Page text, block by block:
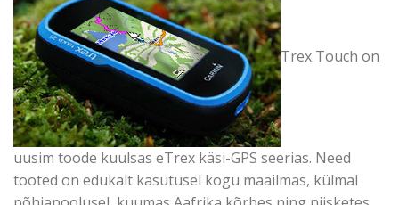
Trex Touch on
uusim toode kuulsas eTrex käsi-GPS seerias. Need
tooted on edukalt kasutusel kogu maailmas, külmal